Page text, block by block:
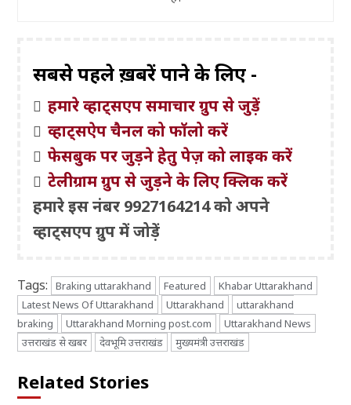
सबसे पहले ख़बरें पाने के लिए -
हमारे व्हाट्सएप समाचार ग्रुप से जुड़ें
व्हाट्सऐप चैनल को फॉलो करें
फेसबुक पर जुड़ने हेतु पेज़ को लाइक करें
टेलीग्राम ग्रुप से जुड़ने के लिए क्लिक करें
हमारे इस नंबर 9927164214 को अपने
व्हाट्सएप ग्रुप में जोड़ें
Tags: Braking uttarakhand Featured
Khabar Uttarakhand
Latest News Of Uttarakhand
Uttarakhand
uttarakhand
braking
Uttarakhand Morning post.com
Uttarakhand News
उत्तराखंड से खबर
देवभूमि उत्तराखंड मुख्यमंत्री उत्तराखंड
Related Stories